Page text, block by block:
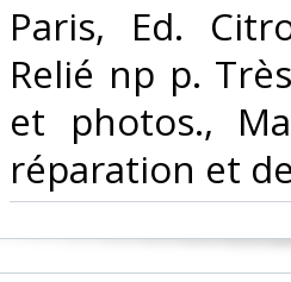
‎Paris, Ed.
Relié np p.
et photos.,
réparation et